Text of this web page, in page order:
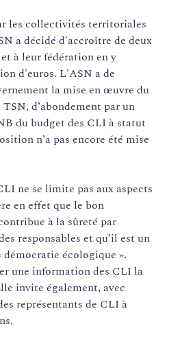
les collectivités territoriales
a décidé d'accroître de deux
à leur fédération en y
d'euros. L'ASN a de
la mise en œuvre du
d’abondement par un
du budget des CLI à statut
n’a pas encore été mise
ne se limite pas aux aspects
en effet que le bon
à la sûreté par
responsables et qu’il est un
écologique ».
une information des CLI la
invite également, avec
représentants de CLI à